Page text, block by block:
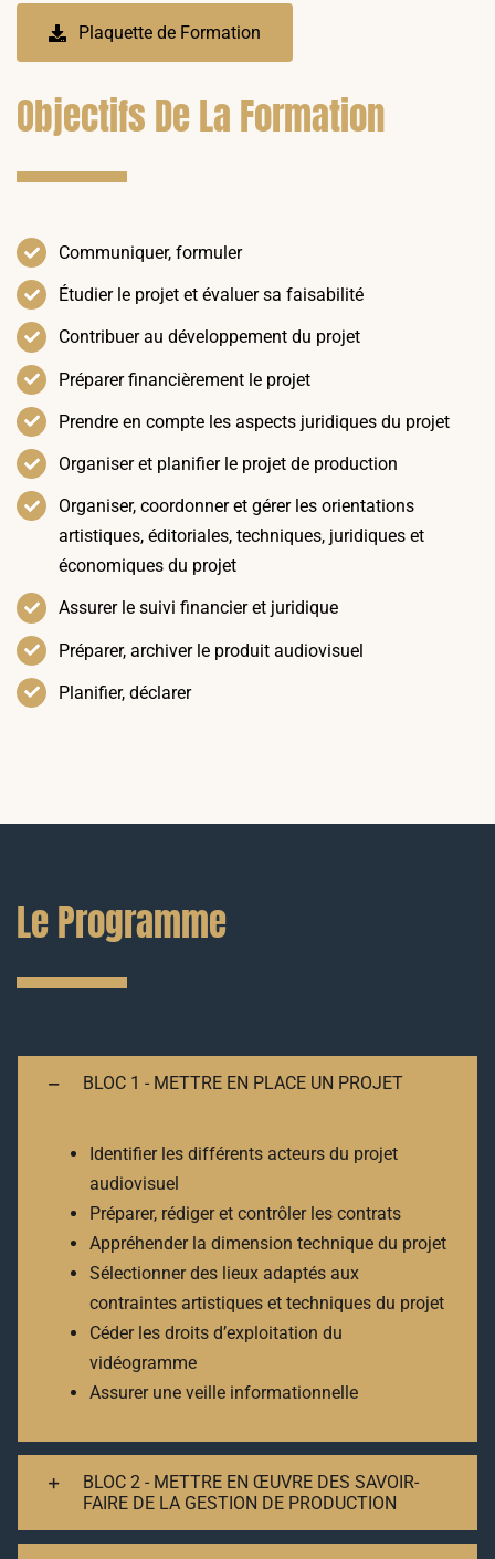
Plaquette de Formation
Objectifs De La Formation
Communiquer, formuler
Étudier le projet et évaluer sa faisabilité
Contribuer au développement du projet
Préparer financièrement le projet
Prendre en compte les aspects juridiques du projet
Organiser et planifier le projet de production
Organiser, coordonner et gérer les orientations
artistiques, éditoriales, techniques, juridiques et
économiques du projet
Assurer le suivi financier et juridique
Préparer, archiver le produit audiovisuel
Planifier, déclarer
Le Programme
BLOC 1 - METTRE EN PLACE UN PROJET
Identifier les différents acteurs du projet
audiovisuel
Préparer, rédiger et contrôler les contrats
Appréhender la dimension technique du projet
Sélectionner des lieux adaptés aux
contraintes artistiques et techniques du projet
Céder les droits d’exploitation du
vidéogramme
Assurer une veille informationnelle
BLOC 2 - METTRE EN ŒUVRE DES SAVOIR-
FAIRE DE LA GESTION DE PRODUCTION